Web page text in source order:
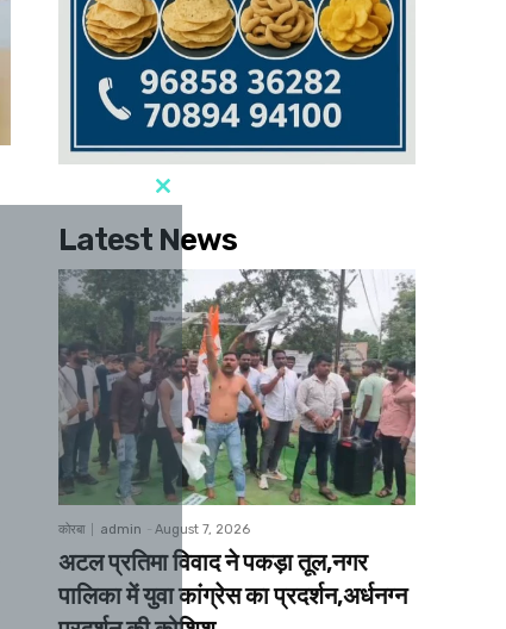
Latest News
कोरबा admin August 7, 2026
अटल प्रतिमा विवाद ने पकड़ा तूल,नगर
पालिका में युवा कांग्रेस का प्रदर्शन,अर्धनग्न